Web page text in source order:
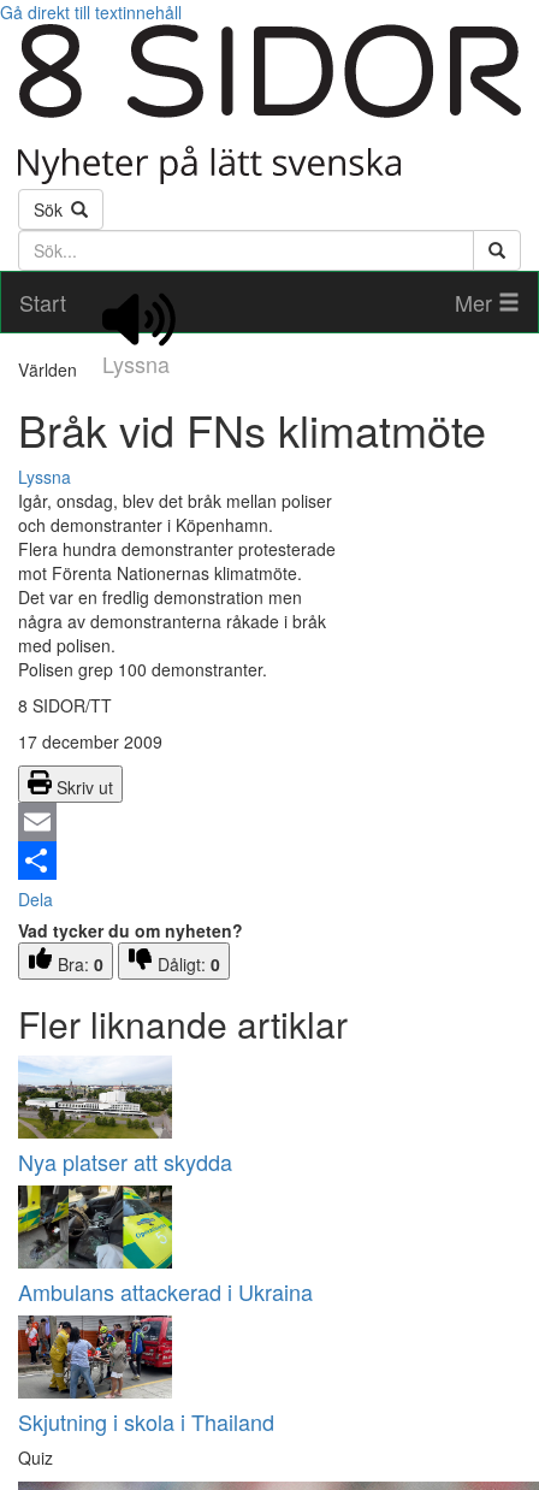
Gå direkt till textinnehåll
Sök
Söktext
Start
Lyssna
Mer
Världen
Bråk vid FNs klimatmöte
Lyssna
Igår, onsdag, blev det bråk mellan poliser
och demonstranter i Köpenhamn.
Flera hundra demonstranter protesterade
mot Förenta Nationernas klimatmöte.
Det var en fredlig demonstration men
några av demonstranterna råkade i bråk
med polisen.
Polisen grep 100 demonstranter.
8 SIDOR/TT
17 december 2009
Skriv ut
Email
Dela
Vad tycker du om nyheten?
Bra: 0 Dåligt: 0
Fler liknande artiklar
Nya platser att skydda
Ambulans attackerad i Ukraina
Skjutning i skola i Thailand
Quiz